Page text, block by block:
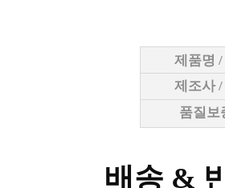
배송 &
제품명 /
제조사
품질보